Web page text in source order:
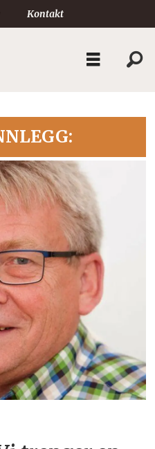
Kontakt